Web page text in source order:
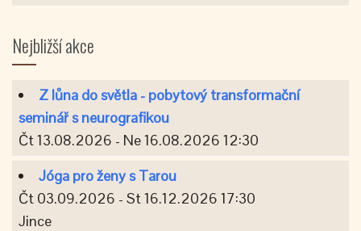
Nejbližší akce
Z lůna do světla - pobytový transformační
seminář s neurografikou
Čt 13.08.2026 - Ne 16.08.2026 12:30
Jóga pro ženy s Tarou
Čt 03.09.2026 - St 16.12.2026 17:30
Jince